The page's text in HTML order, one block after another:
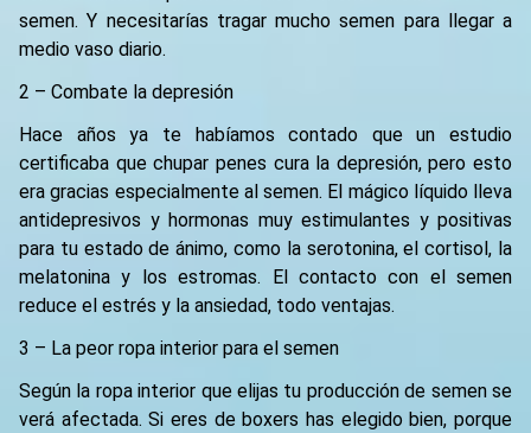
semen. Y necesitarías tragar mucho semen para llegar a
medio vaso diario.
2 – Combate la depresión
Hace años ya te habíamos contado que un estudio
certificaba que chupar penes cura la depresión, pero esto
era gracias especialmente al semen. El mágico líquido lleva
antidepresivos y hormonas muy estimulantes y positivas
para tu estado de ánimo, como la serotonina, el cortisol, la
melatonina y los estromas. El contacto con el semen
reduce el estrés y la ansiedad, todo ventajas.
3 – La peor ropa interior para el semen
Según la ropa interior que elijas tu producción de semen se
verá afectada. Si eres de boxers has elegido bien, porque